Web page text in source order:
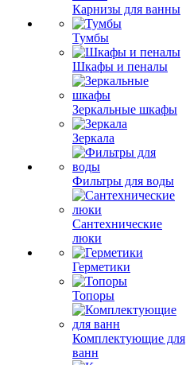
Карнизы для ванны
Тумбы
Шкафы и пеналы
Зеркальные шкафы
Зеркала
Фильтры для воды
Сантехнические
люки
Герметики
Топоры
Комплектующие для
ванн